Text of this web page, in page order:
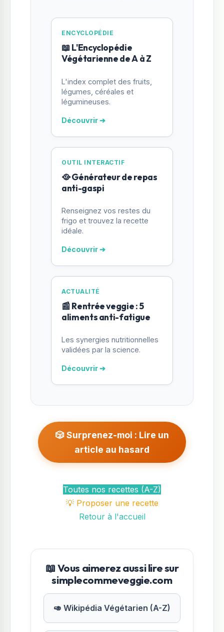
ENCYCLOPÉDIE
📖 L'Encyclopédie
Végétarienne de A à Z
L'index complet des fruits,
légumes, céréales et
légumineuses.
Découvrir ➔
OUTIL INTERACTIF
🥘 Générateur de repas
anti-gaspi
Renseignez vos restes du
frigo et trouvez la recette
idéale.
Découvrir ➔
ACTUALITÉ
📰 Rentrée veggie : 5
aliments anti-fatigue
Les synergies nutritionnelles
validées par la science.
Découvrir ➔
🎲 Surprenez-moi : Lire un
article au hasard
Toutes nos recettes (A-Z)
💡 Proposer une recette
Retour à l'accueil
📖 Vous aimerez aussi lire sur
simplecommeveggie.com
🥑 Wikipédia Végétarien (A-Z)